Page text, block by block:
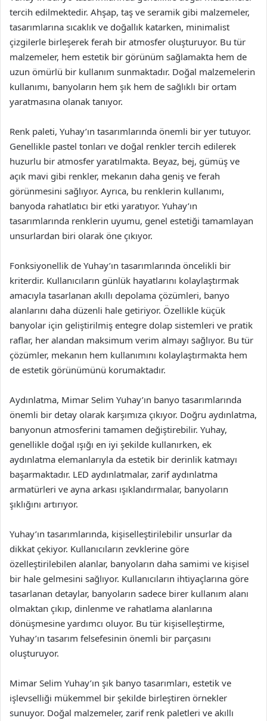
tercih edilmektedir. Ahşap, taş ve seramik gibi malzemeler,
tasarımlarına sıcaklık ve doğallık katarken, minimalist
çizgilerle birleşerek ferah bir atmosfer oluşturuyor. Bu tür
malzemeler, hem estetik bir görünüm sağlamakta hem de
uzun ömürlü bir kullanım sunmaktadır. Doğal malzemelerin
kullanımı, banyoların hem şık hem de sağlıklı bir ortam
yaratmasına olanak tanıyor.
Renk paleti, Yuhay’ın tasarımlarında önemli bir yer tutuyor.
Genellikle pastel tonları ve doğal renkler tercih edilerek
huzurlu bir atmosfer yaratılmakta. Beyaz, bej, gümüş ve
açık mavi gibi renkler, mekanın daha geniş ve ferah
görünmesini sağlıyor. Ayrıca, bu renklerin kullanımı,
banyoda rahatlatıcı bir etki yaratıyor. Yuhay’ın
tasarımlarında renklerin uyumu, genel estetiği tamamlayan
unsurlardan biri olarak öne çıkıyor.
Fonksiyonellik de Yuhay’ın tasarımlarında öncelikli bir
kriterdir. Kullanıcıların günlük hayatlarını kolaylaştırmak
amacıyla tasarlanan akıllı depolama çözümleri, banyo
alanlarını daha düzenli hale getiriyor. Özellikle küçük
banyolar için geliştirilmiş entegre dolap sistemleri ve pratik
raflar, her alandan maksimum verim almayı sağlıyor. Bu tür
çözümler, mekanın hem kullanımını kolaylaştırmakta hem
de estetik görünümünü korumaktadır.
Aydınlatma, Mimar Selim Yuhay’ın banyo tasarımlarında
önemli bir detay olarak karşımıza çıkıyor. Doğru aydınlatma,
banyonun atmosferini tamamen değiştirebilir. Yuhay,
genellikle doğal ışığı en iyi şekilde kullanırken, ek
aydınlatma elemanlarıyla da estetik bir derinlik katmayı
başarmaktadır. LED aydınlatmalar, zarif aydınlatma
armatürleri ve ayna arkası ışıklandırmalar, banyoların
şıklığını artırıyor.
Yuhay’ın tasarımlarında, kişiselleştirilebilir unsurlar da
dikkat çekiyor. Kullanıcıların zevklerine göre
özelleştirilebilen alanlar, banyoların daha samimi ve kişisel
bir hale gelmesini sağlıyor. Kullanıcıların ihtiyaçlarına göre
tasarlanan detaylar, banyoların sadece birer kullanım alanı
olmaktan çıkıp, dinlenme ve rahatlama alanlarına
dönüşmesine yardımcı oluyor. Bu tür kişiselleştirme,
Yuhay’ın tasarım felsefesinin önemli bir parçasını
oluşturuyor.
Mimar Selim Yuhay’ın şık banyo tasarımları, estetik ve
işlevselliği mükemmel bir şekilde birleştiren örnekler
sunuyor. Doğal malzemeler, zarif renk paletleri ve akıllı